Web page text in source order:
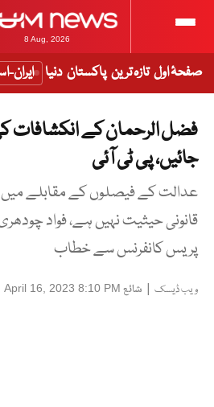
8 Aug, 2026
صفحۂ اول تازہ ترین پاکستان دنیا
فضل الرحمان کے انکشافات
جائیں، پی ٹی آئی
عدالت کے فیصلوں کے مقابلے میں
قانونی حیثیت نہیں ہے، فواد
پریس کانفرنس سے خطاب
ویب ڈیسک | شائع April 16, 2023 8:10 PM